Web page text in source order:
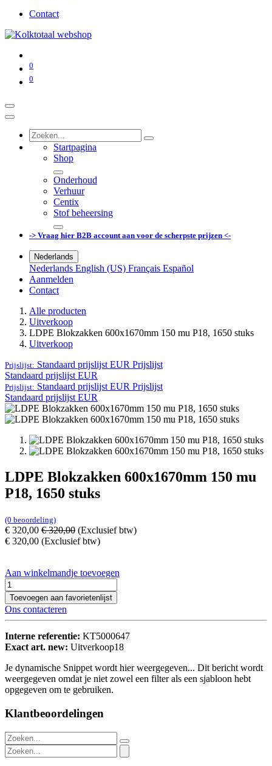
Contact
0
0
Startpagina
Shop
Onderhoud
Verhuur
Centix
Stof beheersing
-> Vraag hier B2B account aan voor de scherpste prijzen <-
Nederlands
Nederlands English (US) Français Español
Aanmelden
Contact
Alle producten
Uitverkoop
LDPE Blokzakken 600x1670mm 150 mu P18, 1650 stuks
Uitverkoop
Prijslijst: Standaard prijslijst EUR Prijslijst
Standaard prijslijst EUR
Prijslijst: Standaard prijslijst EUR Prijslijst
Standaard prijslijst EUR
LDPE Blokzakken 600x1670mm 150 mu
P18, 1650 stuks
(0 beoordeling)
€ 320,00 €320,00 (Exclusief btw)
€ 320,00 (Exclusief btw)
Aan winkelmandje toevoegen
Toevoegen aan favorietenlijst
Ons contacteren
Interne referentie: KT5000647
Exact art. new: Uitverkoop18
Je dynamische Snippet wordt hier weergegeven... Dit bericht wordt
weergegeven omdat je niet zowel een filter als een sjabloon hebt
opgegeven om te gebruiken.
Klantbeoordelingen